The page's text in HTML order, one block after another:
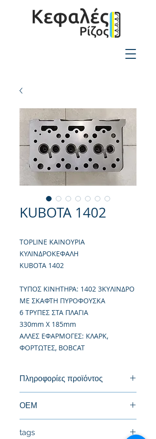
KUBOTA 1402
TOPLINE ΚΑΙΝΟΥΡΙΑ
ΚΥΛΙΝΔΡΟΚΕΦΑΛΗ
KUBOTA 1402
TΥΠΟΣ ΚΙΝΗΤΗΡΑ: 1402 3KYΛΙΝΔΡΟ
ΜΕ ΣΚΑΦΤΗ ΠΥΡΟΦΟΥΣΚΑ
6 ΤΡΥΠΕΣ ΣΤΑ ΠΛΑΓΙΑ
330mm X 185mm
ΑΛΛΕΣ ΕΦΑΡΜΟΓΕΣ: ΚΛΑΡΚ,
ΦΟΡΤΩΤΕΣ, BOBCAT
Πληροφορίες προϊόντος
ΟΕΜ
03043
tags